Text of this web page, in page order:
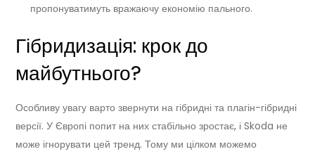
пропонуватимуть вражаючу економію пального.
Гібридизація: крок до
майбутнього?
Особливу увагу варто звернути на гібридні та плагін-гібридні
версії. У Європі попит на них стабільно зростає, і Skoda не
може ігнорувати цей тренд. Тому ми цілком можемо